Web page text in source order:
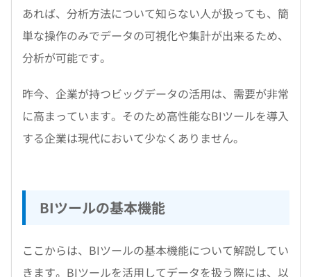
あれば、分析方法について知らない人が扱っても、簡
単な操作のみでデータの可視化や集計が出来るため、
分析が可能です。
昨今、企業が持つビッグデータの活用は、需要が非常
に高まっています。そのため高性能なBIツールを導入
する企業は現代において少なくありません。
BIツールの基本機能
ここからは、BIツールの基本機能について解説してい
きます。BIツールを活用してデータを扱う際には、以